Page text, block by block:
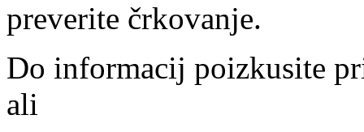
preverite črkovanje.
Do informacij poizkusite
ali